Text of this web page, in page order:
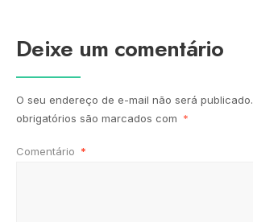
Deixe um comentário
O seu endereço de e-mail não será publicado.
obrigatórios são marcados com *
Comentário *